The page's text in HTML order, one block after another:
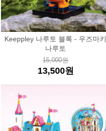
Keeppley 나루토 블록 - 우즈마키
나루토
15,000원
13,500원